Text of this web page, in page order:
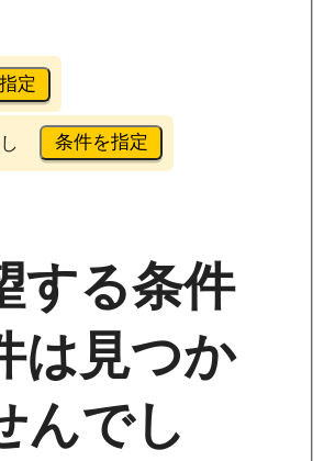
定
条件を指定
する条件
は見つか
んでし